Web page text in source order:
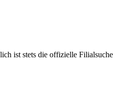
ist stets die offizielle Filialsuche